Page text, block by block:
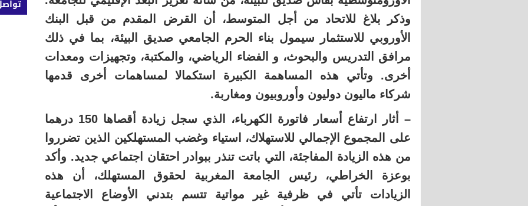
وذكر بلاغ للاتحاد من أجل المتوسط، أن القرض المقدم من قبل البنك
الأوروبي للاستثمار سيمول بناء الحرم الجامعي صديق البيئة، بما في ذلك
مرافق التدريس والبحوث، و الفضاء الرياضي، والمكتبة، وتجهيزات ومعدات
أخرى. وتأتي هذه المساهمة الكبيرة استكمالا لمساهمات أخرى قدمها
شركاء ماليون دوليون وأوروبيون ومغاربة.
– أثار ارتفاع أسعار فاتورة الكهرباء، الذي سجل زيادة أقصاها 150 درهما
على المجموع الإجمالي للاستهلاك، استياء وغضب المستهلكين الذين تضرروا
من هذه الزيادة المفاجئة، التي باتت تنذر ببوادر احتقان اجتماعي جديد. وأكد
بوعزة الخراطي، رئيس الجامعة المغربية لحقوق المستهلك، أن هذه
الزيادات تأتي في ظرفية غير مواتية تتسم بتدني الأوضاع الاجتماعية